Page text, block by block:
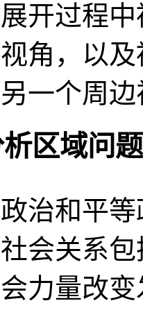
开过程
角，以
一个周
区域问题
治和平
会关系
力量改